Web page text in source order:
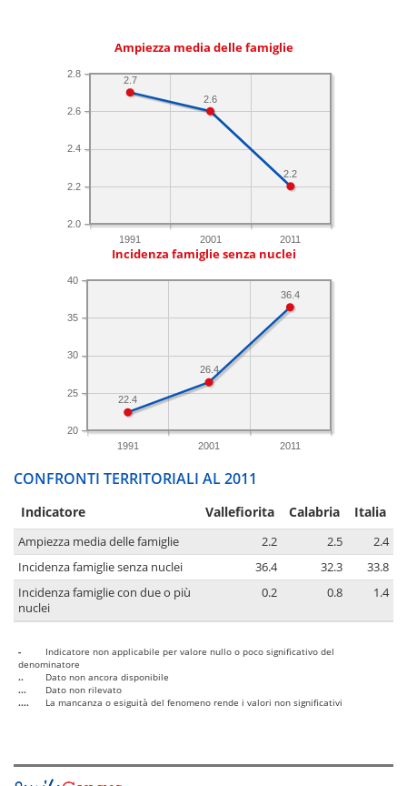
Ampiezza media delle famiglie
1991 2001 2011
2.0
2.2
2.4
2.6
2.8
2.2
2.6
2.7
Incidenza famiglie senza nuclei
1991 2001 2011
20
25
30
35
40
36.4
26.4
22.4
CONFRONTI TERRITORIALI AL 2011
Indicatore Vallefiorita Calabria Italia
Ampiezza media delle famiglie 2.2 2.5
2.4
Incidenza famiglie senza nuclei
36.4 32.3
33.8
Incidenza famiglie con due o più
nuclei
0.2 0.8 1.4
-
Indicatore non applicabile per valore nullo o poco significativo del
denominatore
..
Dato non ancora disponibile
...
Dato non rilevato
....
La mancanza o esiguità del fenomeno rende i valori non significativi